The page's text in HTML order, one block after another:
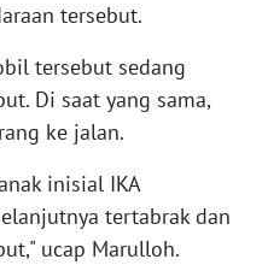
tersebut.
tersebut sedang
Di saat yang sama,
ke jalan.
inisial IKA
tertabrak dan
ucap Marulloh.